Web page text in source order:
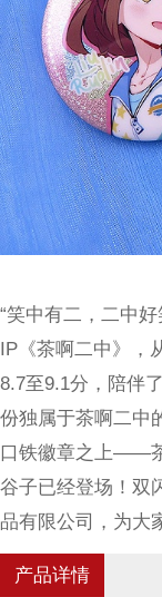
“笑中有二，二中
IP《茶啊二中》，
8.7至9.1分，陪伴
份独属于茶啊二中
口铁徽章之上——
谷子已经登场！双
品有限公司，为大
产品详情